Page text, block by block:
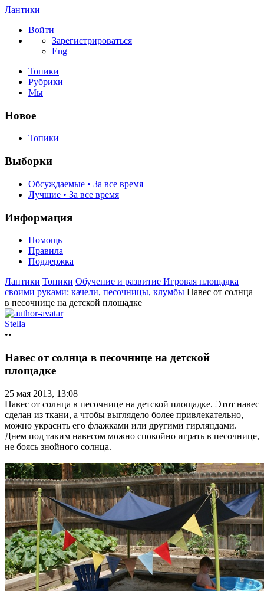
Лантики
Войти
Зарегистрироваться
Eng
Топики
Рубрики
Мы
Новое
Топики
Выборки
Обсуждаемые • За все время
Лучшие • За все время
Информация
Помощь
Правила
Поддержка
Лантики Топики Обучение и развитие Игровая площадка
своими руками: качели, песочницы, клумбы Навес от солнца
в песочнице на детской площадке
Stella
••
Навес от солнца в песочнице на детской
площадке
25 мая 2013, 13:08
Навес от солнца в песочнице на детской площадке. Этот навес
сделан из ткани, а чтобы выглядело более привлекательно,
можно украсить его флажками или другими гирляндами.
Днем под таким навесом можно спокойно играть в песочнице,
не боясь знойного солнца.